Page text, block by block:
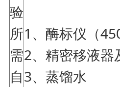
验
所
需
自
1、酶标仪（
2、精密移液器
3、蒸馏水